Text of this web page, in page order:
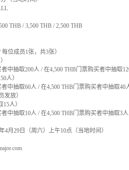
THB / 3,500 THB / 2,500 THB
每位成员1张，共3张）
者中抽取200人 /在4,500 THB门票购买者中抽取
人）
者中抽取60人 /在4,500 THB门票购买者中抽取40
发放）
15人）
者中抽取10人 /在4,500 THB门票购买者中抽取3人
4月 29 日（周六）上午10点（当地时间）